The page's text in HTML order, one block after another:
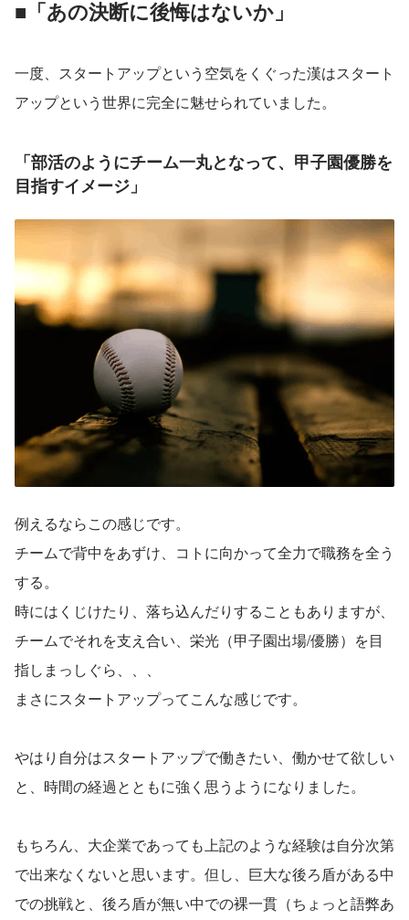
■「あの決断に後悔はないか」
一度、スタートアップという空気をくぐった漢はスタート
アップという世界に完全に魅せられていました。
「部活のようにチーム一丸となって、甲子園優勝を
目指すイメージ」
例えるならこの感じです。
チームで背中をあずけ、コトに向かって全力で職務を全う
する。
時にはくじけたり、落ち込んだりすることもありますが、
チームでそれを支え合い、栄光（甲子園出場/優勝）を目
指しまっしぐら、、、
まさにスタートアップってこんな感じです。
やはり自分はスタートアップで働きたい、働かせて欲しい
と、時間の経過とともに強く思うようになりました。
もちろん、大企業であっても上記のような経験は自分次第
で出来なくないと思います。但し、巨大な後ろ盾がある中
での挑戦と、後ろ盾が無い中での裸一貫（ちょっと語弊あ